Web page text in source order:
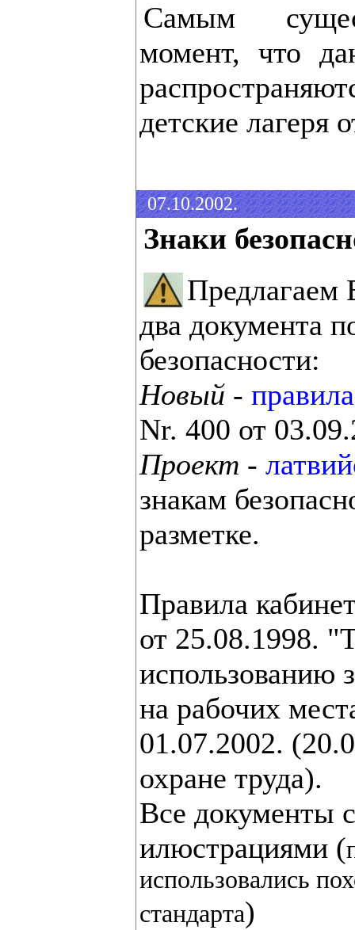
Самым
момент, что
детские лагеря
07.10.2002.
Знаки
два документа
безопасности:
Новый-
Nr. 400 от
Проект -
знакам
разметке.
Правила
от 25.08.1998.
использованию
на рабочих
01.07.2002.
охране труда).
Все документы
илюстрациями (
использовались
стандарта)